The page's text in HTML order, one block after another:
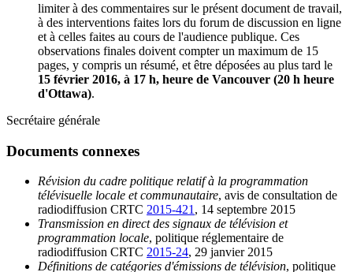
limiter à des commentaires sur le présent document de travail,
à des interventions faites lors du forum de discussion en ligne
et à celles faites au cours de l'audience publique. Ces
observations finales doivent compter un maximum de 15
pages, y compris un résumé, et être déposées au plus tard le
15 février 2016, à 17 h, heure de Vancouver (20 h heure
d'Ottawa).
Secrétaire générale
Documents connexes
Révision du cadre politique relatif à la programmation
télévisuelle locale et communautaire, avis de consultation de
radiodiffusion CRTC 2015-421 , 14 septembre 2015
Transmission en direct des signaux de télévision et
programmation locale, politique réglementaire de
radiodiffusion CRTC 2015-24, 29 janvier 2015
Définitions de catégories d'émissions de télévision, politique